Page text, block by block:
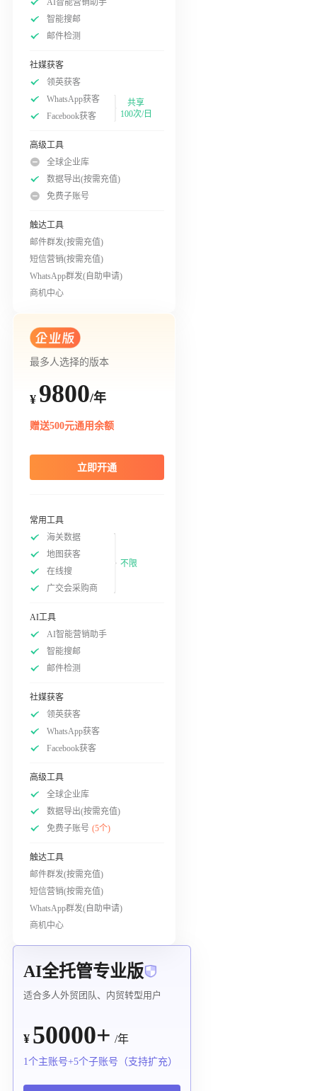
AI智能营销助手
智能搜邮
邮件检测
社媒获客
领英获客
WhatsApp获客
Facebook获客
共享
100次/日
高级工具
全球企业库
数据导出(按需充值)
免费子账号
触达工具
邮件群发(按需充值)
短信营销(按需充值)
WhatsApp群发(自助申请)
商机中心
最多人选择的版本
¥ 9800/年
赠送500元通用余额
立即开通
常用工具
海关数据
地图获客
在线搜
广交会采购商
不限
AI工具
AI智能营销助手
智能搜邮
邮件检测
社媒获客
领英获客
WhatsApp获客
Facebook获客
高级工具
全球企业库
数据导出(按需充值)
免费子账号 (5个)
触达工具
邮件群发(按需充值)
短信营销(按需充值)
WhatsApp群发(自助申请)
商机中心
AI全托管专业版
适合多人外贸团队、内贸转型用户
¥ 50000+ /年
1个主账号+5个子账号（支持扩充）